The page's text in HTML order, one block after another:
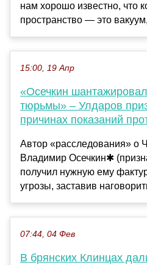
нам хорошо известно, что
пространство — это
15:00, 19 Апр
«Осечкин
тюрьмы» – Улдаров
причинах показаний
Автор «расследования» о
Владимир Осечкин✱
получил нужную ему
угрозы, заставив
07:44, 04 Фев
В брянских Клинцах